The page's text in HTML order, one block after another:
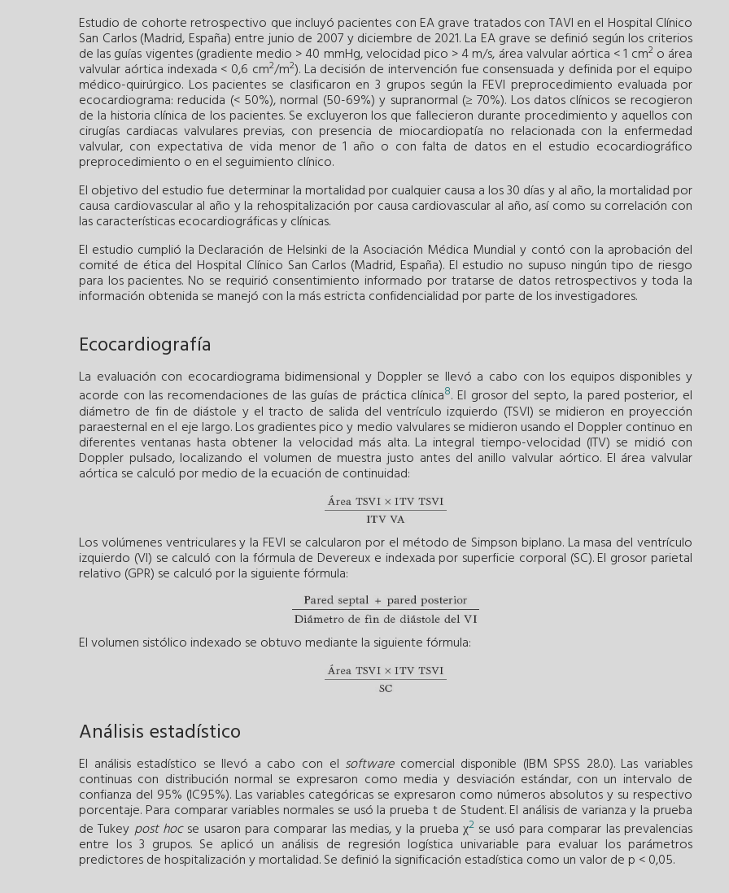
Estudio de cohorte retrospectivo que incluyó pacientes con EA grave tratados con TAVI en el Hospital Clínico
San Carlos (Madrid, España) entre junio de 2007 y diciembre de 2021. La EA grave se definió según los criterios
de las guías vigentes (gradiente medio > 40 mmHg, velocidad pico > 4 m/s, área valvular aórtica < 1 cm2 o área
valvular aórtica indexada < 0,6 cm2/m2). La decisión de intervención fue consensuada y definida por el equipo
médico-quirúrgico. Los pacientes se clasificaron en 3 grupos según la FEVI preprocedimiento evaluada por
ecocardiograma: reducida (< 50%), normal (50-69%) y supranormal (≥ 70%). Los datos clínicos se recogieron
de la historia clínica de los pacientes. Se excluyeron los que fallecieron durante procedimiento y aquellos con
cirugías cardiacas valvulares previas, con presencia de miocardiopatía no relacionada con la enfermedad
valvular, con expectativa de vida menor de 1 año o con falta de datos en el estudio ecocardiográfico
preprocedimiento o en el seguimiento clínico.
El objetivo del estudio fue determinar la mortalidad por cualquier causa a los 30 días y al año, la mortalidad por
causa cardiovascular al año y la rehospitalización por causa cardiovascular al año, así como su correlación con
las características ecocardiográficas y clínicas.
El estudio cumplió la Declaración de Helsinki de la Asociación Médica Mundial y contó con la aprobación del
comité de ética del Hospital Clínico San Carlos (Madrid, España). El estudio no supuso ningún tipo de riesgo
para los pacientes. No se requirió consentimiento informado por tratarse de datos retrospectivos y toda la
información obtenida se manejó con la más estricta confidencialidad por parte de los investigadores.
Ecocardiografía
La evaluación con ecocardiograma bidimensional y Doppler se llevó a cabo con los equipos disponibles y
acorde con las recomendaciones de las guías de práctica clínica8. El grosor del septo, la pared posterior, el
diámetro de fin de diástole y el tracto de salida del ventrículo izquierdo (TSVI) se midieron en proyección
paraesternal en el eje largo. Los gradientes pico y medio valvulares se midieron usando el Doppler continuo en
diferentes ventanas hasta obtener la velocidad más alta. La integral tiempo-velocidad (ITV) se midió con
Doppler pulsado, localizando el volumen de muestra justo antes del anillo valvular aórtico. El área valvular
aórtica se calculó por medio de la ecuación de continuidad:
Los volúmenes ventriculares y la FEVI se calcularon por el método de Simpson biplano. La masa del ventrículo
izquierdo (VI) se calculó con la fórmula de Devereux e indexada por superficie corporal (SC). El grosor parietal
relativo (GPR) se calculó por la siguiente fórmula:
El volumen sistólico indexado se obtuvo mediante la siguiente fórmula:
Análisis estadístico
El análisis estadístico se llevó a cabo con el softwarecomercial disponible (IBM SPSS 28.0). Las variables
continuas con distribución normal se expresaron como media y desviación estándar, con un intervalo de
confianza del 95% (IC95%). Las variables categóricas se expresaron como números absolutos y su respectivo
porcentaje. Para comparar variables normales se usó la prueba t de Student. El análisis de varianza y la prueba
de Tukey post hocse usaron para comparar las medias, y la prueba χ2 se usó para comparar las prevalencias
entre los 3 grupos. Se aplicó un análisis de regresión logística univariable para evaluar los parámetros
predictores de hospitalización y mortalidad. Se definió la significación estadística como un valor de p < 0,05.